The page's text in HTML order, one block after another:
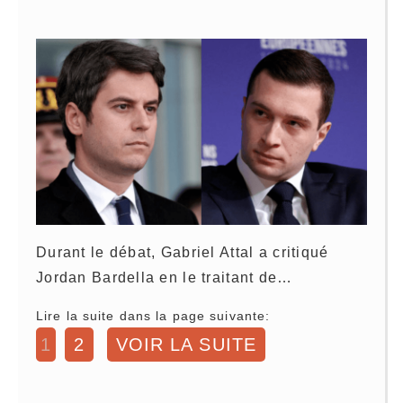
Durant le débat, Gabriel Attal a critiqué
Jordan Bardella en le traitant de…
Lire la suite dans la page suivante:
1 2 VOIR LA SUITE